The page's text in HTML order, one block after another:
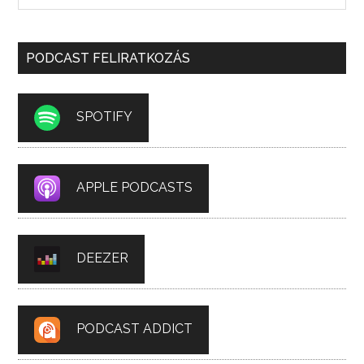
PODCAST FELIRATKOZÁS
SPOTIFY
APPLE PODCASTS
DEEZER
PODCAST ADDICT